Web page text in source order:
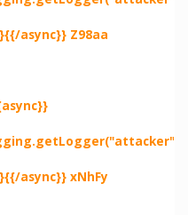
async}} Z98aa
async}} xNhFy